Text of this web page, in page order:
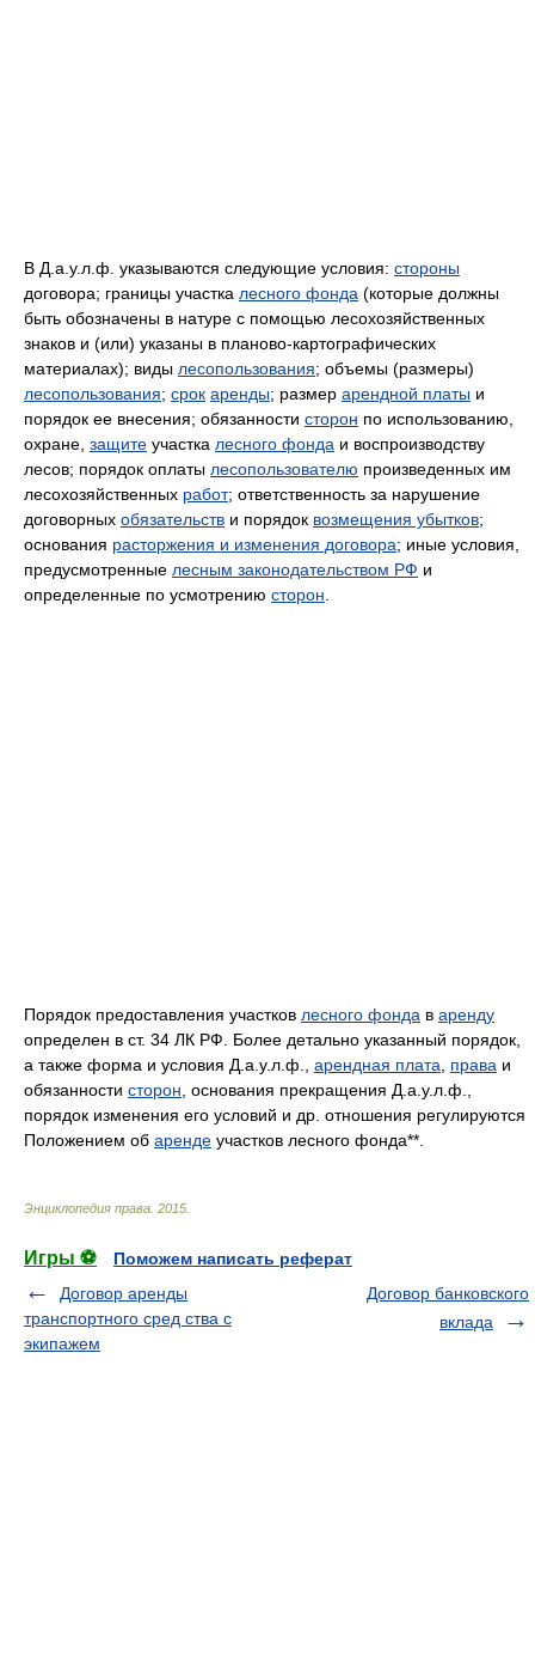
В Д.а.у.л.ф. указываются следующие условия: стороны
договора; границы участка лесного фонда (которые должны
быть обозначены в натуре с помощью лесохозяйственных
знаков и (или) указаны в планово-картографических
материалах); виды лесопользования; объемы (размеры)
лесопользования; срок аренды; размер арендной платы и
порядок ее внесения; обязанности сторон по использованию,
охране, защите участка лесного фонда и воспроизводству
лесов; порядок оплаты лесопользователю произведенных им
лесохозяйственных работ; ответственность за нарушение
договорных обязательств и порядок возмещения убытков;
основания расторжения и изменения договора; иные условия,
предусмотренные лесным законодательством РФ и
определенные по усмотрению сторон
Порядок предоставления участков лесного фонда в аренду
определен в ст. 34 ЛК РФ. Более детально указанный порядок,
а также форма и условия Д.а.у.л.ф., арендная плата права и
обязанности сторон , основания прекращения Д.а.у.л.ф.,
порядок изменения его условий и др. отношения регулируются
Положением об аренде участков лесного фонда**.
Энциклопедия права 2015
Игры ⚽
Поможем написать реферат
Договор аренды
транспортного сред ства с
экипажем
Договор банковского
вклада